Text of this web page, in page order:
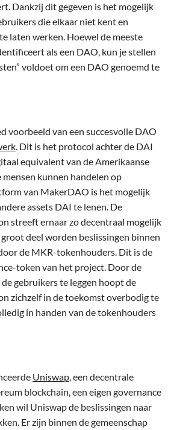
Dankzij dit gegeven is het mogelijk
die elkaar niet kent en
laten werken. Hoewel de meeste
als een DAO, kun je stellen
voldoet om een DAO genoemd te
voorbeeld van een succesvolle DAO
. Dit is het protocol achter de DAI
equivalent van de Amerikaanse
kunnen handelen op
van MakerDAO is het mogelijk
assets DAI te lenen. De
streeft ernaar zo decentraal mogelijk
deel worden beslissingen binnen
de MKR-tokenhouders. Dit is de
token van het project. Door de
gebruikers te leggen hoopt de
zichzelf in de toekomst overbodig te
in handen van de tokenhouders
Uniswap, een decentrale
blockchain, een eigen governance
wil Uniswap de beslissingen naar
Er zijn binnen de gemeenschap